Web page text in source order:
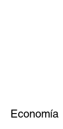
Economía